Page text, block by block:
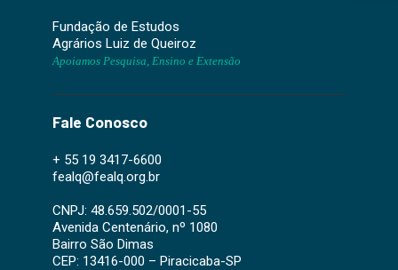
Fundação de Estudos
Agrários Luiz de Queiroz
Apoiamos Pesquisa, Ensino e Extensão
Fale Conosco
+ 55 19 3417-6600
fealq@fealq.org.br
CNPJ: 48.659.502/0001-55
Avenida Centenário, nº 1080
Bairro São Dimas
CEP: 13416-000 – Piracicaba-SP